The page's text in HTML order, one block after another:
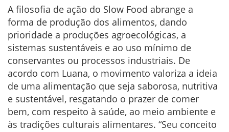
A filosofia de ação do Slow Food abrange a
forma de produção dos alimentos, dando
prioridade a produções agroecológicas, a
sistemas sustentáveis e ao uso mínimo de
conservantes ou processos industriais. De
acordo com Luana, o movimento valoriza a ideia
de uma alimentação que seja saborosa, nutritiva
e sustentável, resgatando o prazer de comer
bem, com respeito à saúde, ao meio ambiente e
às tradições culturais alimentares. “Seu conceito